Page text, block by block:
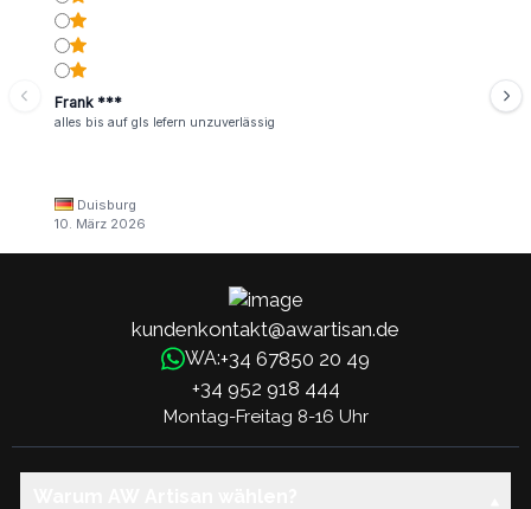
Frank ***
alles bis auf gls lefern unzuverlässig
Duisburg
10. März 2026
kundenkontakt@awartisan.de
WA:+34 67850 20 49
+34 952 918 444
Montag-Freitag 8-16 Uhr